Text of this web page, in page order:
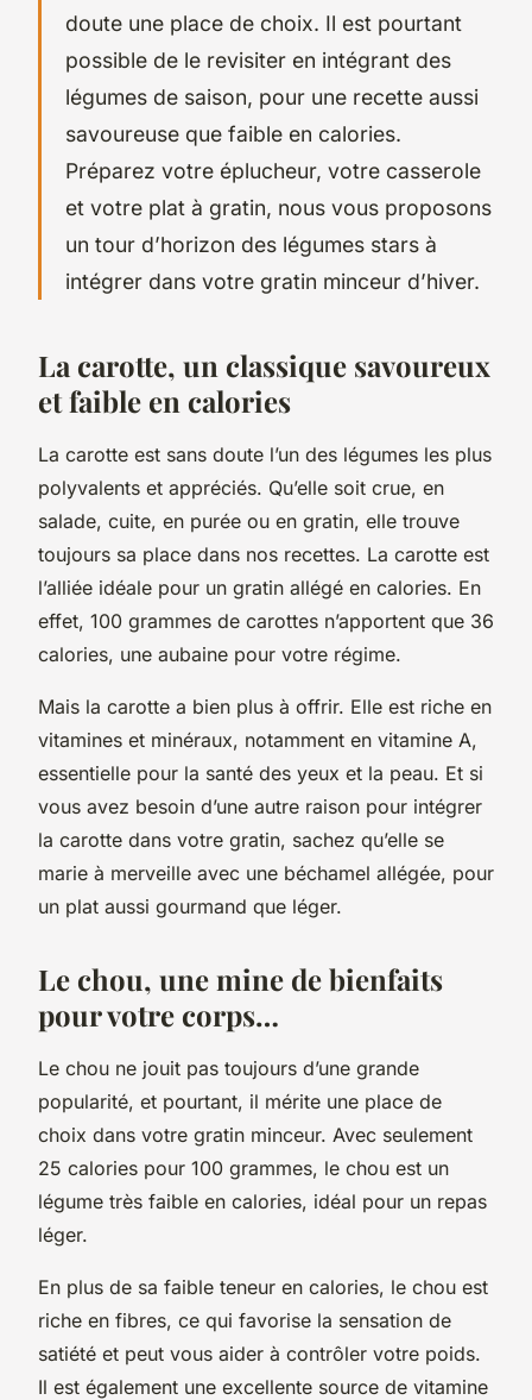
doute une place de choix. Il est pourtant
possible de le revisiter en intégrant des
légumes de saison, pour une recette aussi
savoureuse que faible en calories.
Préparez votre éplucheur, votre casserole
et votre plat à gratin, nous vous proposons
un tour d’horizon des légumes stars à
intégrer dans votre gratin minceur d’hiver.
La carotte, un classique savoureux
et faible en calories
La carotte est sans doute l’un des légumes les plus
polyvalents et appréciés. Qu’elle soit crue, en
salade, cuite, en purée ou en gratin, elle trouve
toujours sa place dans nos recettes. La carotte est
l’alliée idéale pour un gratin allégé en calories. En
effet, 100 grammes de carottes n’apportent que 36
calories, une aubaine pour votre régime.
Mais la carotte a bien plus à offrir. Elle est riche en
vitamines et minéraux, notamment en vitamine A,
essentielle pour la santé des yeux et la peau. Et si
vous avez besoin d’une autre raison pour intégrer
la carotte dans votre gratin, sachez qu’elle se
marie à merveille avec une béchamel allégée, pour
un plat aussi gourmand que léger.
Le chou, une mine de bienfaits
pour votre corps…
Le chou ne jouit pas toujours d’une grande
popularité, et pourtant, il mérite une place de
choix dans votre gratin minceur. Avec seulement
25 calories pour 100 grammes, le chou est un
légume très faible en calories, idéal pour un repas
léger.
En plus de sa faible teneur en calories, le chou est
riche en fibres, ce qui favorise la sensation de
satiété et peut vous aider à contrôler votre poids.
Il est également une excellente source de vitamine